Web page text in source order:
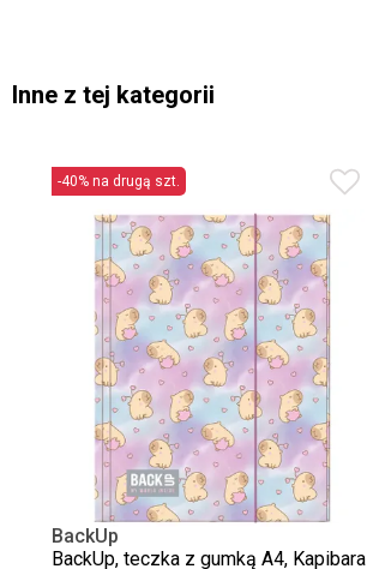
Inne z tej kategorii
-40% na drugą szt.
BackUp
BackUp, teczka z gumką A4, Kapibara